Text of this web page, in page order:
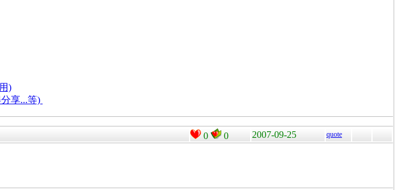
)
享...等)
0 0 2007-09-25 quote